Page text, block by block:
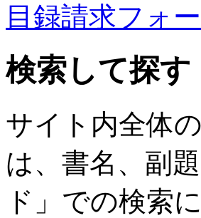
目録請求フォ
検索して探す
サイト内全体
は、書名、副
ド」での検索